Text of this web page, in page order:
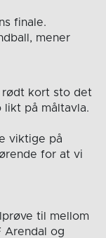
finale.
mener
rødt kort sto det
likt på måltavla.
viktige på
for at vi
til mellom
Arendal og